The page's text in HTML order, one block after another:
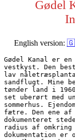
Gødel
English version:
Gødel Kanal er
vestkyst. Den
lav
sandflugt. Mine
tønder land i
set uberørt med
sommerhus.
fætre. Den ene af
dokumenteret
radius af omkring
dokumentation